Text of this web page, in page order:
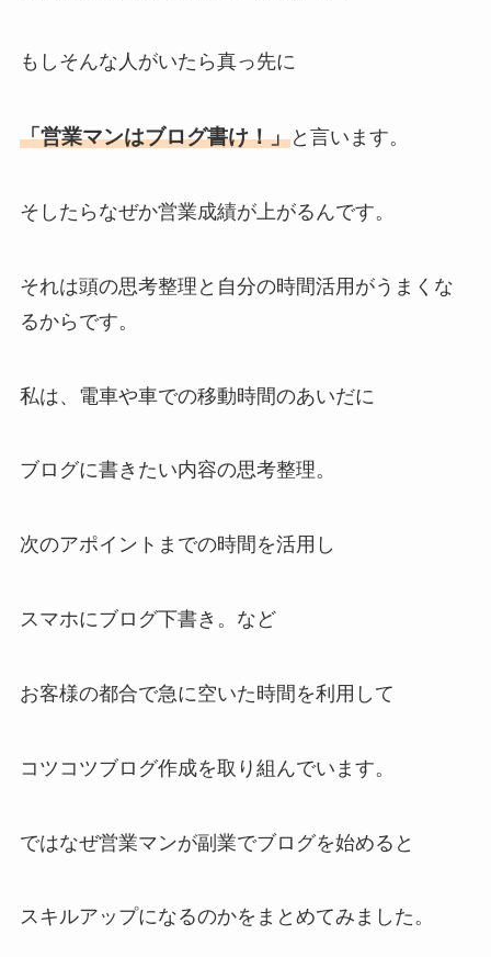
もしそんな人がいたら真っ先に
「営業マンはブログ書け！」と言います。
そしたらなぜか営業成績が上がるんです。
それは頭の思考整理と自分の時間活用がうまくな
るからです。
私は、電車や車での移動時間のあいだに
ブログに書きたい内容の思考整理。
次のアポイントまでの時間を活用し
スマホにブログ下書き。など
お客様の都合で急に空いた時間を利用して
コツコツブログ作成を取り組んでいます。
ではなぜ営業マンが副業でブログを始めると
スキルアップになるのかをまとめてみました。